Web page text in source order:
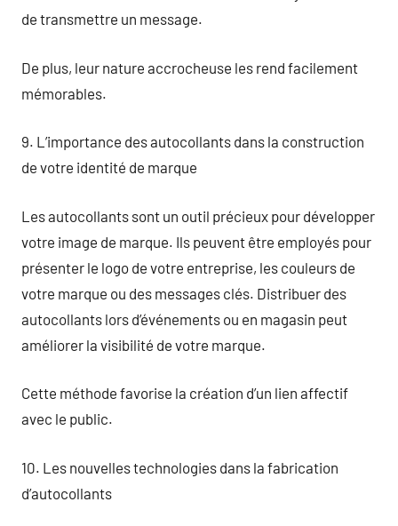
de transmettre un message.
De plus, leur nature accrocheuse les rend facilement
mémorables.
9. L’importance des autocollants dans la construction
de votre identité de marque
Les autocollants sont un outil précieux pour développer
votre image de marque. Ils peuvent être employés pour
présenter le logo de votre entreprise, les couleurs de
votre marque ou des messages clés. Distribuer des
autocollants lors d’événements ou en magasin peut
améliorer la visibilité de votre marque.
Cette méthode favorise la création d’un lien affectif
avec le public.
10. Les nouvelles technologies dans la fabrication
d’autocollants